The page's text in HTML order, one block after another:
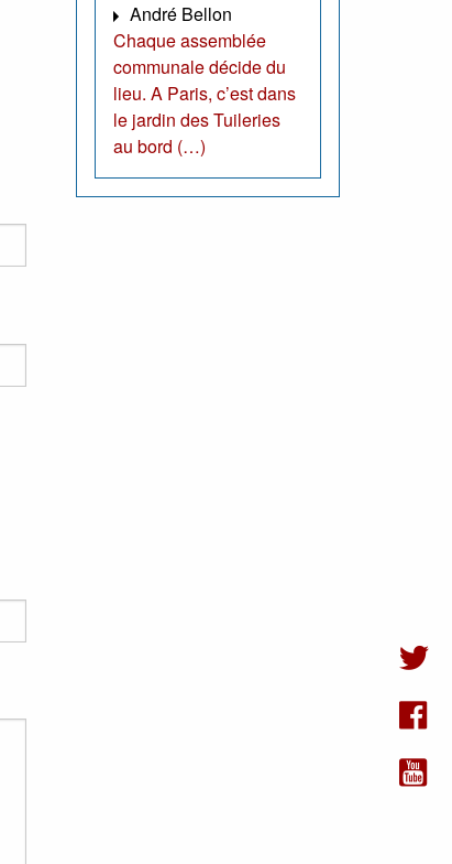
André Bellon
Chaque assemblée
communale décide du
lieu. A Paris, c’est dans
le jardin des Tuileries
au bord (…)